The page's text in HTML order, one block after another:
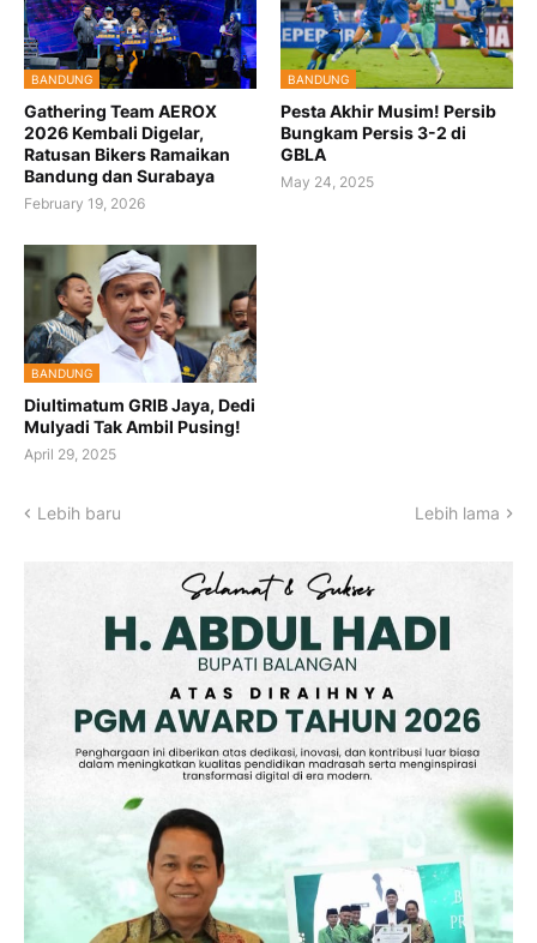
BANDUNG
Gathering Team AEROX
2026 Kembali Digelar,
Ratusan Bikers Ramaikan
Bandung dan Surabaya
February 19, 2026
BANDUNG
Pesta Akhir Musim! Persib
Bungkam Persis 3-2 di
GBLA
May 24, 2025
BANDUNG
Diultimatum GRIB Jaya, Dedi
Mulyadi Tak Ambil Pusing!
April 29, 2025
Lebih baru Lebih lama